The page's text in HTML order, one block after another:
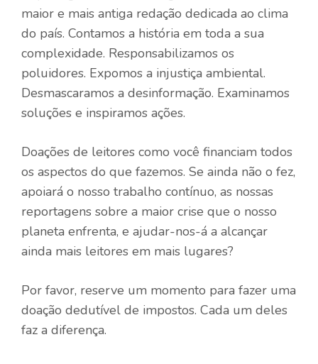
maior e mais antiga redação dedicada ao clima
do país. Contamos a história em toda a sua
complexidade. Responsabilizamos os
poluidores. Expomos a injustiça ambiental.
Desmascaramos a desinformação. Examinamos
soluções e inspiramos ações.
Doações de leitores como você financiam todos
os aspectos do que fazemos. Se ainda não o fez,
apoiará o nosso trabalho contínuo, as nossas
reportagens sobre a maior crise que o nosso
planeta enfrenta, e ajudar-nos-á a alcançar
ainda mais leitores em mais lugares?
Por favor, reserve um momento para fazer uma
doação dedutível de impostos. Cada um deles
faz a diferença.